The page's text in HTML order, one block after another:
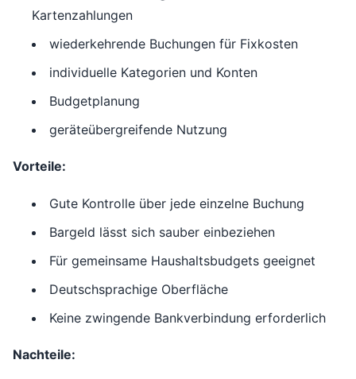
Kartenzahlungen
wiederkehrende Buchungen für Fixkosten
individuelle Kategorien und Konten
Budgetplanung
geräteübergreifende Nutzung
Vorteile:
Gute Kontrolle über jede einzelne Buchung
Bargeld lässt sich sauber einbeziehen
Für gemeinsame Haushaltsbudgets geeignet
Deutschsprachige Oberfläche
Keine zwingende Bankverbindung erforderlich
Nachteile: